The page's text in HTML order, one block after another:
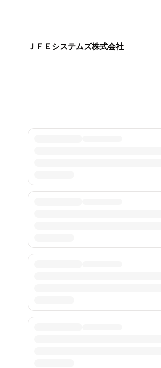
ＪＦＥシステムズ株式会社